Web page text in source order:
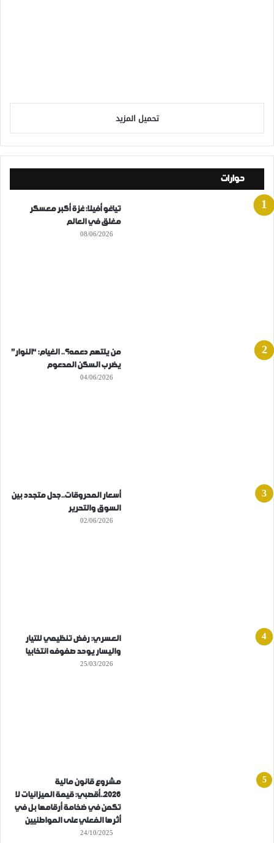
تحميل المزيد
حوارات
تياغو أفيلا: غزة أكبر معسكر
مغلق في العالم
08/06/2026
من يلتهم دعمه؟.. الغيام: “النوار”
يضرب السكن المدعوم
04/06/2026
أسعار المحروقات..جدل متجدد بين
السوق والتحرير
02/06/2026
العسري: رفض تنظيمي للتيار
واليسار يوحد صفوفه انتخابيا
25/03/2026
مشروع قانون مالية
2026..أقصبي: قيمة الميزانيات لا
تكمن في ضخامة أرقامها بل في
أثرها الفعلي على المواطنيين
24/10/2025